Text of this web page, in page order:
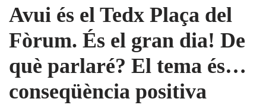
Avui és el Tedx Plaça del
Fòrum. És el gran dia! De
què parlaré? El tema és…
conseqüència positiva